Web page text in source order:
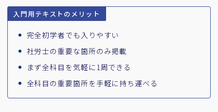
入門用テキストのメリット
完全初学者でも入りやすい
社労士の重要な箇所のみ掲載
まず全科目を気軽に1周できる
全科目の重要箇所を手軽に持ち運べる